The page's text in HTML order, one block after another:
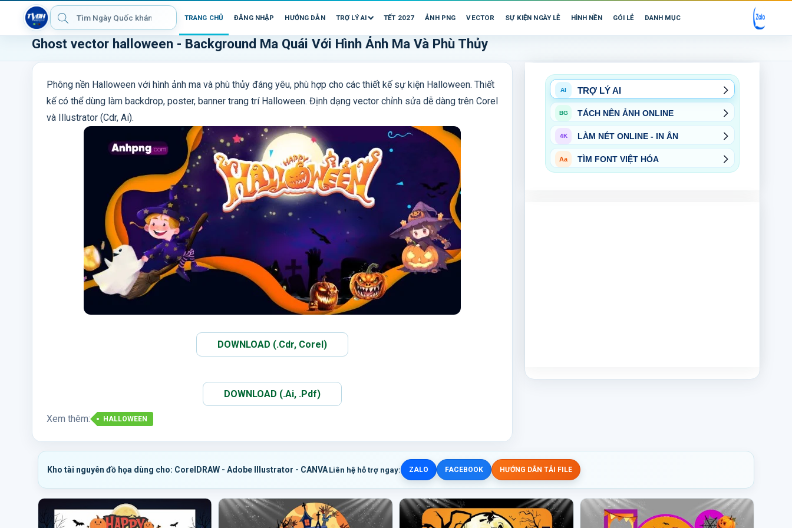
TRANG CHỦ ĐĂNG NHẬP HƯỚNG DẪN TRỢ LÝ AI TẾT 2027 ẢNH PNG VECTOR SỰ KIỆN NGÀY LỄ HÌNH NỀN GÓI LẺ DANH MỤC
Ghost vector halloween - Background Ma Quái Với Hình Ảnh Ma Và Phù Thủy
Phông nền Halloween với hình ảnh ma và phù thủy đáng yêu, phù hợp cho các thiết kế sự kiện Halloween. Thiết
kế có thể dùng làm backdrop, poster, banner trang trí Halloween. Định dạng vector chỉnh sửa dễ dàng trên Corel
và Illustrator (Cdr, Ai).
DOWNLOAD (.Cdr, Corel)
DOWNLOAD (.Ai, .Pdf)
Xem thêm: HALLOWEEN
AI TRỢ LÝ AI
BG TÁCH NỀN ẢNH ONLINE
4K LÀM NÉT ONLINE - IN ẤN
Aa TÌM FONT VIỆT HÓA
Kho tài nguyên đồ họa dùng cho: CorelDRAW - Adobe Illustrator - CANVA Liên hệ hỗ trợ ngay: ZALO FACEBOOK HƯỚNG DẪN TẢI FILE